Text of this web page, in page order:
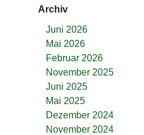
Archiv
Juni 2026
Mai 2026
Februar 2026
November 2025
Juni 2025
Mai 2025
Dezember 2024
November 2024